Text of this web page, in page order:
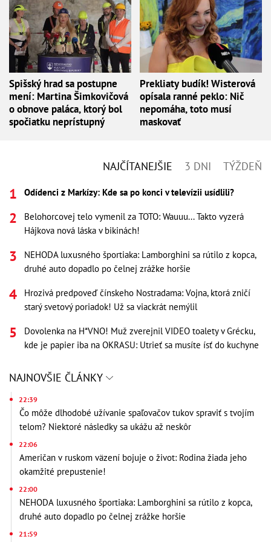
Spišský hrad sa postupne
mení: Martina Šimkovičová
o obnove paláca, ktorý bol
spočiatku neprístupný
Prekliaty budík! Wisterová
opísala ranné peklo: Nič
nepomáha, toto musí
maskovať
NAJČÍTANEJŠIE 3 DNI TÝŽDEŇ
Odídenci z Markízy: Kde sa po konci v televízii usídlili?
Belohorcovej telo vymenil za TOTO: Wauuu... Takto vyzerá
Hájkova nová láska v bikinách!
NEHODA luxusného športiaka: Lamborghini sa rútilo z kopca,
druhé auto dopadlo po čelnej zrážke horšie
Hrozivá predpoveď čínskeho Nostradama: Vojna, ktorá zničí
starý svetový poriadok! Už sa viackrát nemýlil
Dovolenka na H*VNO! Muž zverejnil VIDEO toalety v Grécku,
kde je papier iba na OKRASU: Utrieť sa musíte ísť do kuchyne
NAJNOVŠIE ČLÁNKY
22:39
Čo môže dlhodobé užívanie spaľovačov tukov spraviť s tvojím
telom? Niektoré následky sa ukážu až neskôr
22:06
Američan v ruskom väzení bojuje o život: Rodina žiada jeho
okamžité prepustenie!
22:00
NEHODA luxusného športiaka: Lamborghini sa rútilo z kopca,
druhé auto dopadlo po čelnej zrážke horšie
21:59